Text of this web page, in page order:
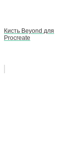
Кисть Beyond для
Procreate